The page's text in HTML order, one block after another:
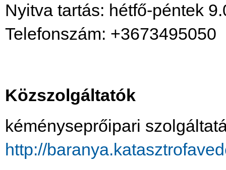
Nyitva tartás: hétfő-péntek
Telefonszám: +3673495050
Közszolgáltatók
kéményseprőipari
http://